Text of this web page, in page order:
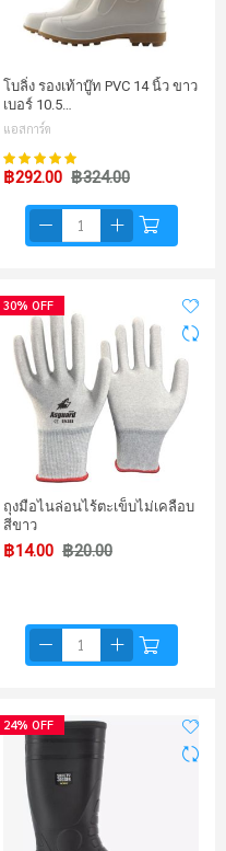
โบลิ่ง รองเท้าบู๊ท PVC 14 นิ้ว ขาว
เบอร์ 10.5…
แอสการ์ด
คะแนน:
฿292.00 ฿324.00
30% OFF
ถุงมือไนล่อนไร้ตะเข็บไม่เคลือบ
สีขาว
฿14.00 ฿20.00
24% OFF